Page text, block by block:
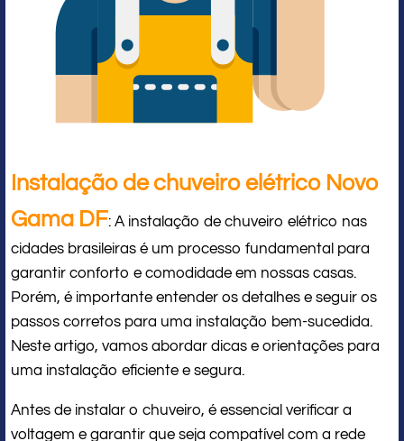
Instalação de chuveiro elétrico Novo
Gama DF: A instalação de chuveiro elétrico nas
cidades brasileiras é um processo fundamental para
garantir conforto e comodidade em nossas casas.
Porém, é importante entender os detalhes e seguir os
passos corretos para uma instalação bem-sucedida.
Neste artigo, vamos abordar dicas e orientações para
uma instalação eficiente e segura.
Antes de instalar o chuveiro, é essencial verificar a
voltagem e garantir que seja compatível com a rede